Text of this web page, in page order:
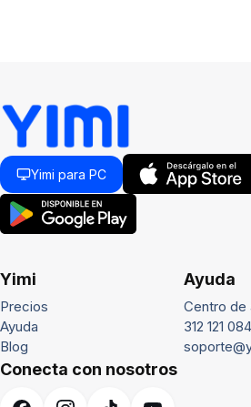
Yimi para PC
Yimi
Precios
Ayuda
Blog
Ayuda
Centro de
312 121
Conecta con nosotros